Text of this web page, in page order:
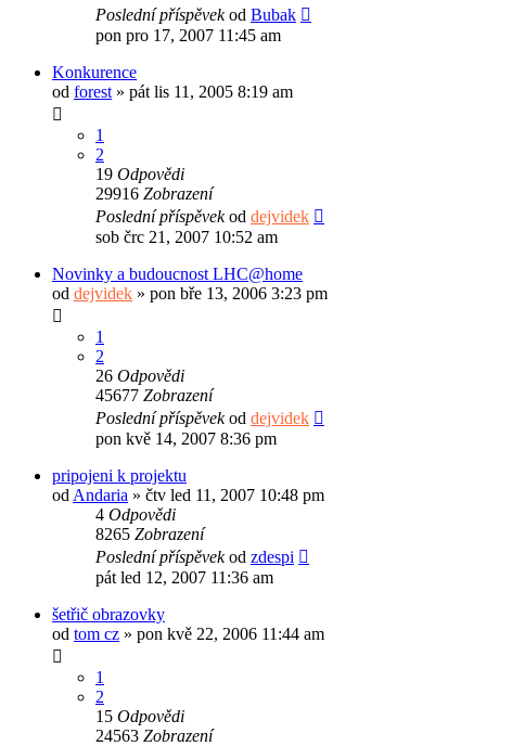
Poslední příspěvekod Bubak
pon pro 17, 2007 11:45 am
Konkurence
od forest » pát lis 11, 2005 8:19 am
1
2
19 Odpovědi
29916 Zobrazení
Poslední příspěvekod dejvidek
sob črc 21, 2007 10:52 am
Novinky a budoucnost LHC@home
od dejvidek » pon bře 13, 2006 3:23 pm
1
2
26 Odpovědi
45677 Zobrazení
Poslední příspěvekod dejvidek
pon kvě 14, 2007 8:36 pm
pripojeni k projektu
od Andaria » čtv led 11, 2007 10:48 pm
4 Odpovědi
8265 Zobrazení
Poslední příspěvekod zdespi
pát led 12, 2007 11:36 am
šetřič obrazovky
od tom cz » pon kvě 22, 2006 11:44 am
1
2
15 Odpovědi
24563 Zobrazení